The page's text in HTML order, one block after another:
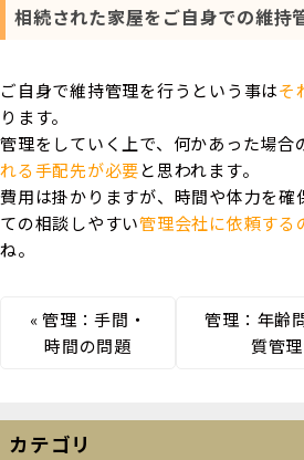
相続された家屋をご自身での維持
ご自身で維持管理を行うという事はそ
ります。
管理をしていく上で、何かあった場合
れる手配先が必要と思われます。
費用は掛かりますが、時間や体力を確
ての相談しやすい管理会社に依頼する
ね。
«管理：手間・
時間の問題
管理：年齢
質管
カテゴリ